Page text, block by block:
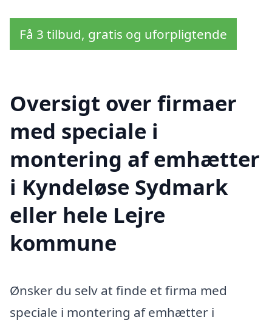
Få 3 tilbud, gratis og uforpligtende
Oversigt over firmaer
med speciale i
montering af emhætter
i Kyndeløse Sydmark
eller hele Lejre
kommune
Ønsker du selv at finde et firma med
speciale i montering af emhætter i